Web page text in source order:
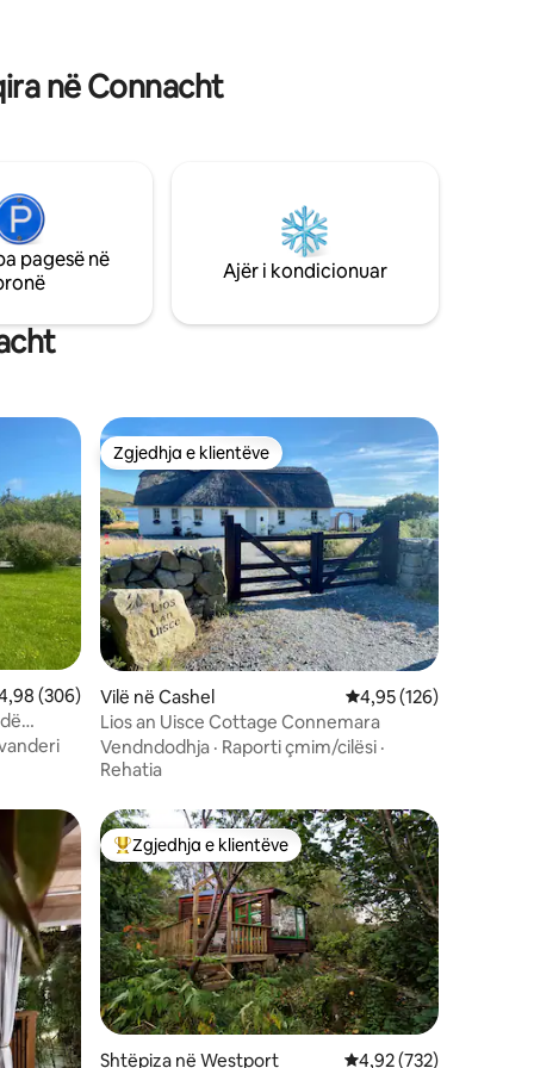
në Connacht
pagesë në
Ajër i kondicionuar
mesatar 4,98 nga 5, 306 vlerësime
(306)
Zgjedhja e klientëve
Zgjedhja e klientëve
Vilë në Cashel Vlerësimi mesatar
4,95 (126)
Lios an Uisce Cottage Connemara
Vendndodhja · Raporti çmim/cilësi ·
Rehatia
Më të mirat e zgjedhjeve të klientëve
Zgjedhja e klientëve
Shtëpiza në Westport Vlerësimi mesatar
4,92 (732)